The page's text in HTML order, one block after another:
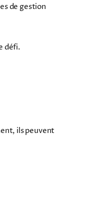
de gestion
défi.
ils peuvent